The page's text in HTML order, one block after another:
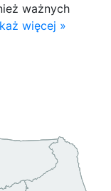
ważnych
więcej »